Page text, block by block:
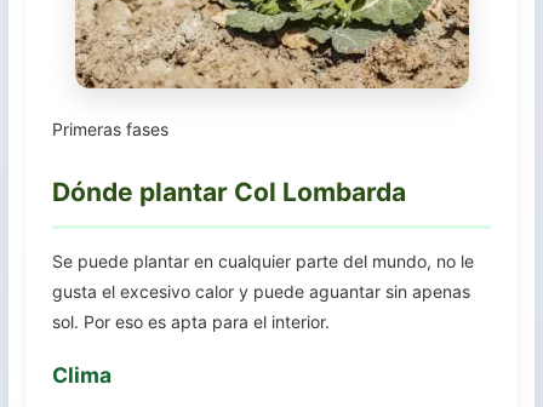
Primeras fases
Dónde plantar Col Lombarda
Se puede plantar en cualquier parte del mundo, no le
gusta el excesivo calor y puede aguantar sin apenas
sol. Por eso es apta para el interior.
Clima